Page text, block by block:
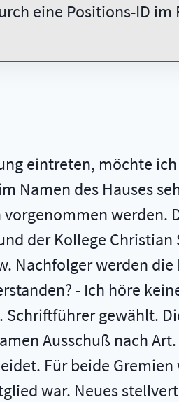
eine Positions-ID im
eintreten, möchte
Namen des Hauses
werden.
der Kollege
Nachfolger werden die
- Ich höre
Schriftführer gewählt.
Ausschuß nach Art.
Für beide Gremien
war. Neues